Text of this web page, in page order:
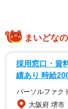
ベント、地域間
や延期となるケ
現場に深刻な影
は、単なる一過
まいどな
採用窓口・資
績あり 時給
パーソルファク
大阪府 堺市